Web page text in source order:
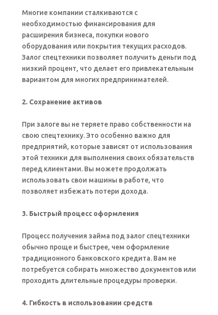
Многие компании сталкиваются с
необходимостью финансирования для
расширения бизнеса, покупки нового
оборудования или покрытия текущих расходов.
Залог спецтехники позволяет получить деньги под
низкий процент, что делает его привлекательным
вариантом для многих предпринимателей.
2. Сохранение активов
При залоге вы не теряете право собственности на
свою спецтехнику. Это особенно важно для
предприятий, которые зависят от использования
этой техники для выполнения своих обязательств
перед клиентами. Вы можете продолжать
использовать свои машины в работе, что
позволяет избежать потери дохода.
3. Быстрый процесс оформления
Процесс получения займа под залог спецтехники
обычно проще и быстрее, чем оформление
традиционного банковского кредита. Вам не
потребуется собирать множество документов или
проходить длительные процедуры проверки.
4. Гибкость в использовании средств